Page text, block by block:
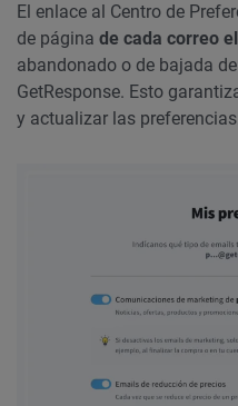
El enlace al Centro de
de página de cada correo
abandonado o de bajada
GetResponse. Esto
y actualizar las